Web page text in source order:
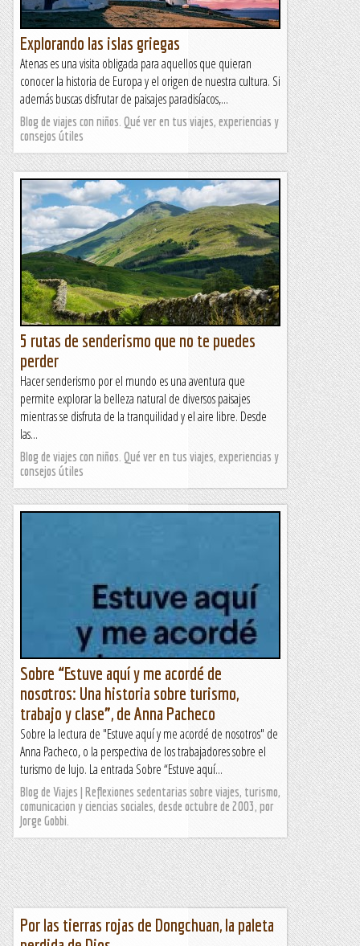
Explorando las islas griegas
Atenas es una visita obligada para aquellos que quieran
conocer la historia de Europa y el origen de nuestra cultura. Si
además buscas disfrutar de paisajes paradisíacos,...
Blog de viajes con niños. Qué ver en tus viajes, experiencias y
consejos útiles
5 rutas de senderismo que no te puedes
perder
Hacer senderismo por el mundo es una aventura que
permite explorar la belleza natural de diversos paisajes
mientras se disfruta de la tranquilidad y el aire libre. Desde
las...
Blog de viajes con niños. Qué ver en tus viajes, experiencias y
consejos útiles
Sobre “Estuve aquí y me acordé de
nosotros: Una historia sobre turismo,
trabajo y clase”, de Anna Pacheco
Sobre la lectura de "Estuve aquí y me acordé de nosotros" de
Anna Pacheco, o la perspectiva de los trabajadores sobre el
turismo de lujo. La entrada Sobre “Estuve aquí...
Blog de Viajes | Reflexiones sedentarias sobre viajes, turismo,
comunicacion y ciencias sociales, desde octubre de 2003, por
Jorge Gobbi.
Por las tierras rojas de Dongchuan, la paleta